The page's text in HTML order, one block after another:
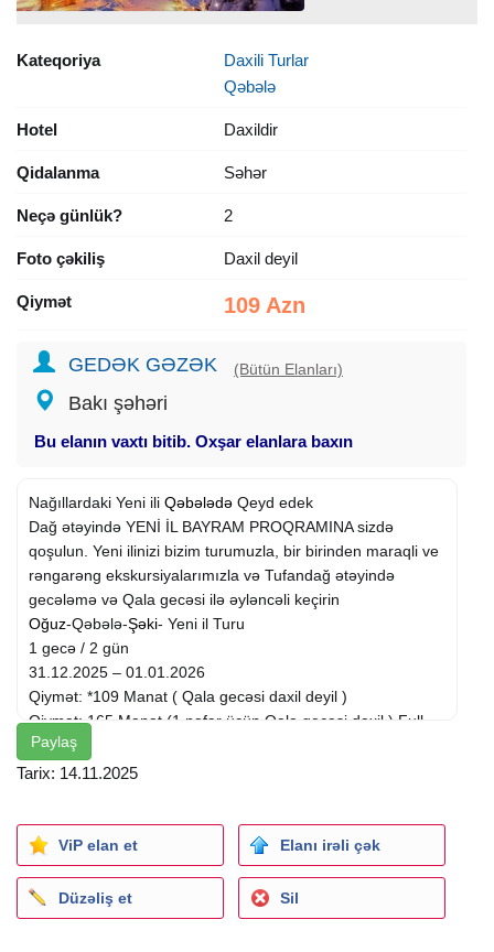
Kateqoriya
Daxili Turlar
Qəbələ
Hotel Daxildir
Qidalanma Səhər
Neçə günlük? 2
Foto çəkiliş Daxil deyil
Qiymət 109 Azn
GEDƏK GƏZƏK (Bütün Elanları)
Bakı şəhəri
Bu elanın vaxtı bitib. Oxşar elanlara baxın
Nağıllardaki Yeni ili Qəbələdə Qeyd edek
Dağ ətəyində YENİ İL BAYRAM PROQRAMINA sizdə
qoşulun. Yeni ilinizi bizim turumuzla, bir birinden maraqli ve
rəngarəng ekskursiyalarımızla və Tufandağ ətəyində
gecələmə və Qala gecəsi ilə əyləncəli keçirin
Oğuz-Qəbələ-Şəki- Yeni il Turu
1 gecə / 2 gün
31.12.2025 – 01.01.2026
Qiymət: *109 Manat ( Qala gecəsi daxil deyil )
Qiymət: 165 Manat (1 nəfər üçün Qala gecəsi daxil ) Full
Paket
Diqqət:
Diqqət qeydiyyata düşmək üçün 50% ödəniş tələb olunur.
Tələsin yerlər çox az saydadır!!
Qidalanma 3 dəfə
*Qəbələdə Qala Gecəsi Daxil *
Paylaş
Tarix: 14.11.2025
ViP elan et Elanı irəli çək
Düzəliş et Sil